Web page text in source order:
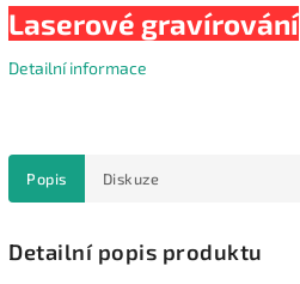
Laserové gravírování
Detailní informace
Popis Diskuze
Detailní popis produktu